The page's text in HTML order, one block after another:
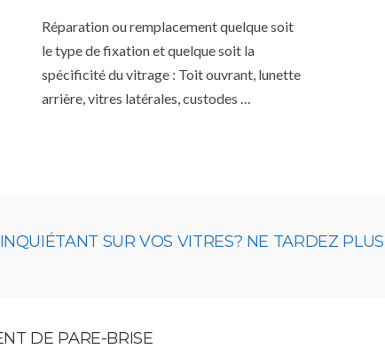
Réparation ou remplacement quelque soit
le type de fixation et quelque soit la
spécificité du vitrage : Toit ouvrant, lunette
arrière, vitres latérales, custodes …
SUR VOS VITRES? NE TARDEZ
DE PARE-BRISE